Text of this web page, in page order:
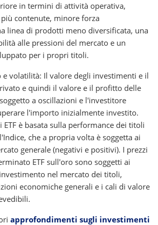
in termini di attività operativa,
contenute, minore forza
linea di prodotti meno diversificata, una
alle pressioni del mercato e un
per i propri titoli.
e volatilità: Il valore degli investimenti e il
e quindi il valore e il profitto delle
a oscillazioni e l'investitore
l'importo inizialmente investito.
ETF è basata sulla performance dei titoli
che a propria volta è soggetta ai
generale (negativi e positivi). I prezzi
ETF sull'oro sono soggetti ai
nel mercato dei titoli,
economiche generali e i cali di valore
approfondimenti sugli investimenti